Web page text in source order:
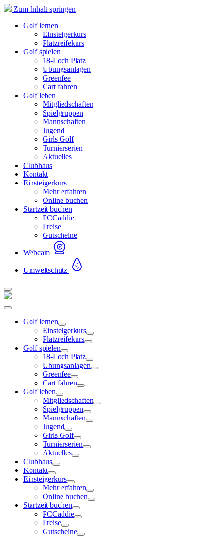
Zum Inhalt springen
Golf lernen
Einsteigerkurs
Platzreifekurs
Golf spielen
18-Loch Platz
Übungsanlagen
Greenfee
Cart fahren
Golf leben
Mitgliedschaften
Spielgruppen
Mannschaften
Jugend
Girls Golf
Turnierserien
Aktuelles
Clubhaus
Kontakt
Einsteigerkurs
Mehr erfahren
Online buchen
Startzeit buchen
PCCaddie
Preise
Gutscheine
Webcam
Umweltschutz
Golf lernen
Einsteigerkurs
Platzreifekurs
Golf spielen
18-Loch Platz
Übungsanlagen
Greenfee
Cart fahren
Golf leben
Mitgliedschaften
Spielgruppen
Mannschaften
Jugend
Girls Golf
Turnierserien
Aktuelles
Clubhaus
Kontakt
Einsteigerkurs
Mehr erfahren
Online buchen
Startzeit buchen
PCCaddie
Preise
Gutscheine